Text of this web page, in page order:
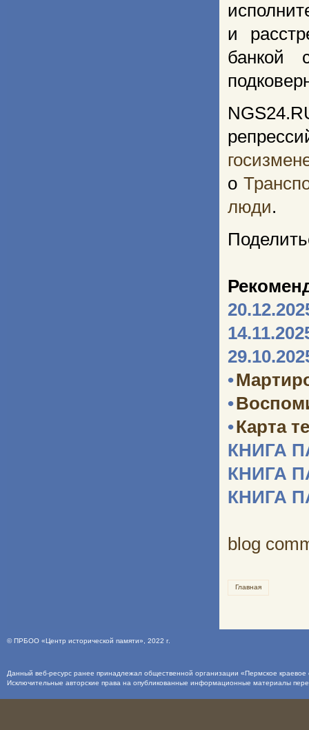
и
банкой
о
люди.
•
•
•Карта
КНИГА
КНИГА
КНИГА
blog
Главная
©ПРБОО «Центр исторической памяти» , 2022 г.
Данный веб-ресурс ранее принадлежал общественной организации «Пермское
Исключительные авторские права на опубликованные информационные материалы